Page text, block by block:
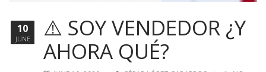
⚠️ SOY VENDEDOR ¿Y
AHORA QUÉ?
10
JUNE